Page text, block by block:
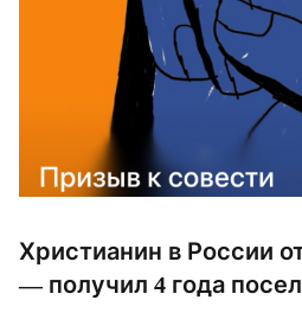
Христианин в России
— получил 4 года